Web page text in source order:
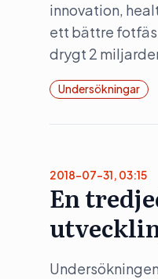
innovation,
ett bättre
drygt 2
Undersökningar
2018-07-31, 03:15
En